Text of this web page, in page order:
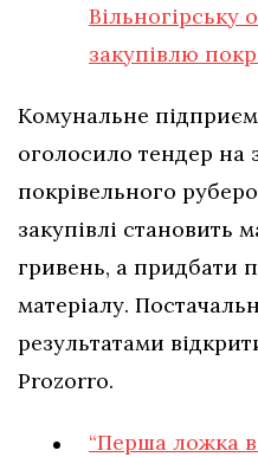
Вільногірську
закупівлю
Комунальне
оголосило тендер на
покрівельного
закупівлі становить
гривень, а придбати
матеріалу.
результатами
Prozorro.
“Перша ложка